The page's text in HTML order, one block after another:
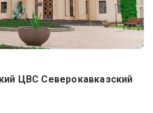
ЦВС Северокавказский